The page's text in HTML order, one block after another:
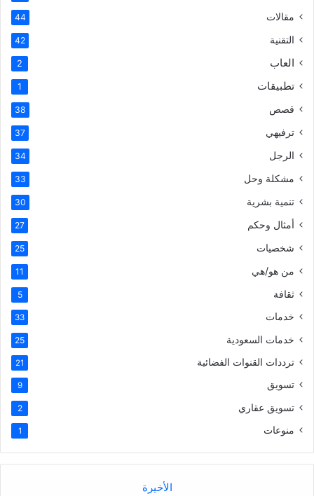
مقالات 44
التقنية 42
العاب 2
تطبيقات 1
قصص 38
ترفيهي 37
الرجل 34
مشكلة وحل 33
تنمية بشرية 30
أمثال وحكم 27
شخصيات 25
من هو/هي 11
ثقافة 5
خدمات 33
خدمات السعودية 25
ترددات القنوات الفضائية 21
تسويق 9
تسويق عقاري 2
منوعات 1
الأخيرة